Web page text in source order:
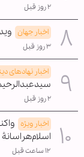
۲ روز قبل
اخبار جهان
۳ روز قبل
اخبار نهادهای
۲ روز قبل
اخبار ویژه
۱۲ ساعت قبل